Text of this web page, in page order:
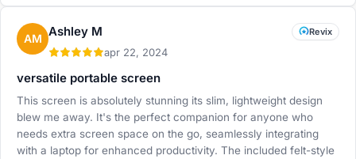
AM Ashley M
apr 22, 2024
Revix
versatile portable screen
This screen is absolutely stunning its slim, lightweight design
blew me away. It's the perfect companion for anyone who
needs extra screen space on the go, seamlessly integrating
with a laptop for enhanced productivity. The included felt-style